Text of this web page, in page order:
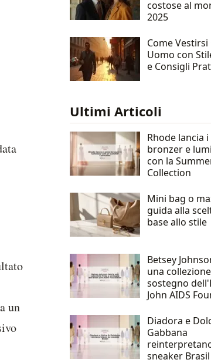
un
costose al
2025
Come Vestirsi
Uomo con
e Consigli
Ultimi Articoli
Rhode lancia
bronzer e
con la
Collection
Mini bag o
guida alla
base allo stile
Betsey
una
sostegno
John AIDS
Diadora e
Gabbana
sneaker Brasil